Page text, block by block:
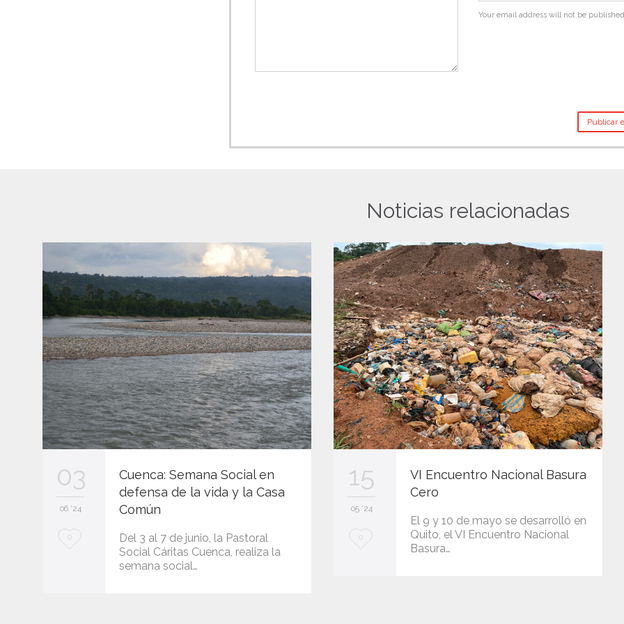
Your email address will not be
Noticias relacionadas
03
06 '24
L
0
Cuenca: Semana Social en
defensa de la vida y la Casa
Común
Del 3 al 7 de junio, la Pastoral
Social Cáritas Cuenca, realiza la
semana social…
15
05 '24
L
0
VI Encuentro Nacional Basura
Cero
El 9 y 10 de mayo se desarrolló en
Quito, el VI Encuentro Nacional
Basura…